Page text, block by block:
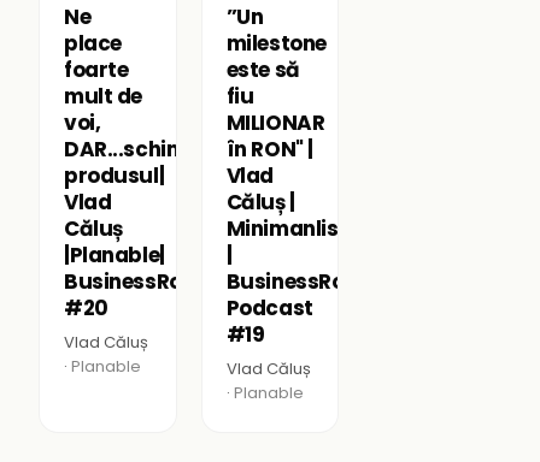
Ne
place
foarte
mult de
voi,
DAR...schimbați
produsul|
Vlad
Căluș
|Planable|
BusinessRoomPodcast
#20
Vlad Căluș
· Planable
”Un
milestone
este să
fiu
MILIONAR
în RON" |
Vlad
Căluș |
Minimanlistu.eu
BusinessRoom
Podcast
#19
Vlad Căluș
· Planable